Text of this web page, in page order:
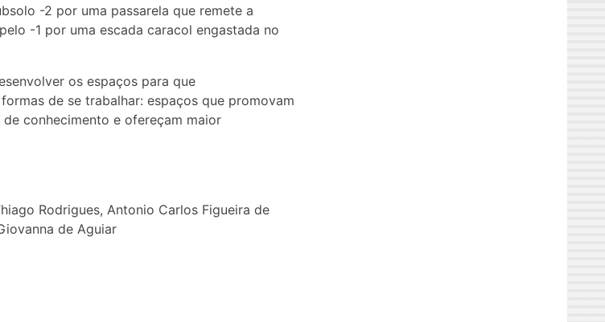
-2 por uma passarela que remete a
-1 por uma escada caracol engastada no
os espaços para que
de se trabalhar: espaços que promovam
conhecimento e ofereçam maior
Rodrigues, Antonio Carlos Figueira de
de Aguiar